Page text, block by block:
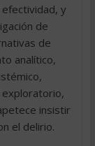
y
de
de
analítico,
insistir
el delirio.